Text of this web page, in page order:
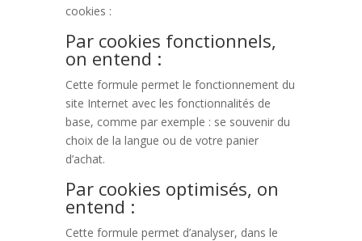
cookies :
Par cookies fonctionnels,
on entend :
Cette formule permet le fonctionnement du
site Internet avec les fonctionnalités de
base, comme par exemple : se souvenir du
choix de la langue ou de votre panier
d’achat.
Par cookies optimisés, on
entend :
Cette formule permet d’analyser, dans le